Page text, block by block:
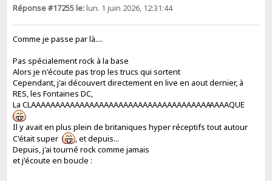
Réponse #17255 le:lun. 1 juin 2026, 12:31:44
Comme je passe par là....
Pas spécialement rock à la base
Alors je n'écoute pas trop les trucs qui sortent
Cependant, j'ai découvert directement en live en aout dernier, à
RES, les Fontaines DC,
La CLAAAAAAAAAAAAAAAAAAAAAAAAAAAAAAAAAAAAAAAAAQUE
Il y avait en plus plein de britaniques hyper réceptifs tout autour
C'était super
, et depuis...
Depuis, j'ai tourné rock comme jamais
et j'écoute en boucle :